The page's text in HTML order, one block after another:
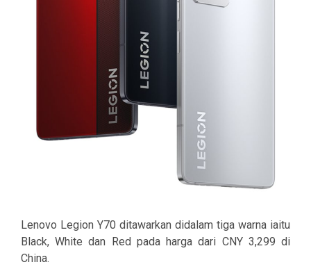
Lenovo Legion Y70 ditawarkan didalam tiga warna iaitu
Black, White dan Red pada harga dari CNY 3,299 di
China.